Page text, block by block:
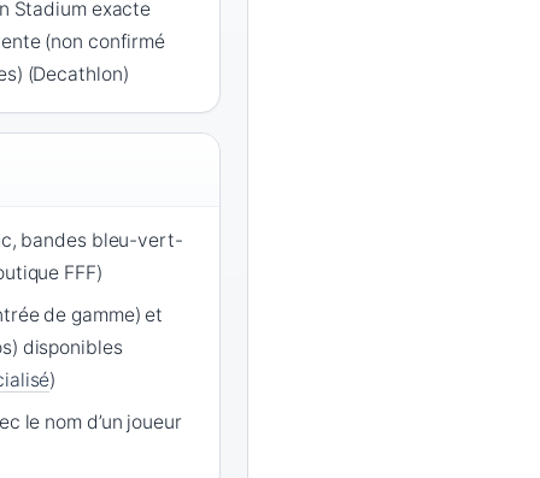
Stadium exacte
(non confirmé
(Decathlon)
bandes bleu-vert-
FFF)
de gamme) et
disponibles
)
le nom d’un joueur